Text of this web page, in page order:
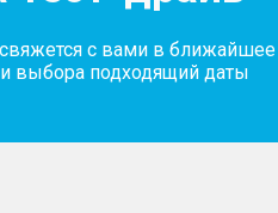
с вами в ближайшее
выбора подходящий даты